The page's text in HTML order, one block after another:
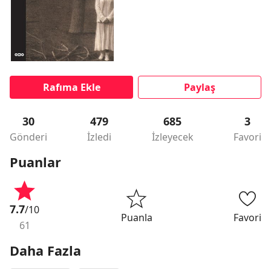
Rafıma Ekle Paylaş
30
Gönderi
479
İzledi
685
İzleyecek
3
Favori
Puanlar
7.7/10
61
Puanla Favori
Daha Fazla